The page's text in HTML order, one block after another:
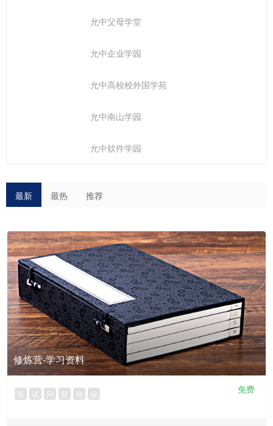
允中父母学堂
允中企业学园
允中高校校外国学苑
允中南山学园
允中软件学园
最新 最热 推荐
修炼营-学习资料
练 试 问 疑 动 业 免费